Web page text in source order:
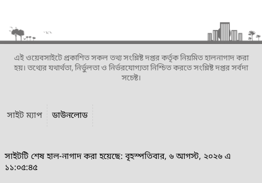
এই ওয়েবসাইটে প্রকাশিত সকল তথ্য সংশ্লিষ্ট দপ্তর কর্তৃক নিয়মিত হালনাগাদ করা
হয়। তথ্যের যথার্থতা, নির্ভুলতা ও নির্ভরযোগ্যতা নিশ্চিত করতে সংশ্লিষ্ট দপ্তর সর্বদা
সচেষ্ট।
সাইট ম্যাপ ডাউনলোড
সাইটটি শেষ হাল-নাগাদ করা হয়েছে: বৃহস্পতিবার, ৬ আগস্ট, ২০২৬ এ
১১:০৫:৪৫